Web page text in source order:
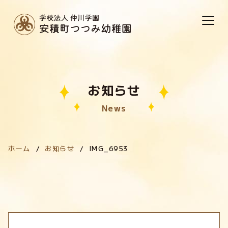
お知らせ
News
ホーム お知らせ IMG_6953